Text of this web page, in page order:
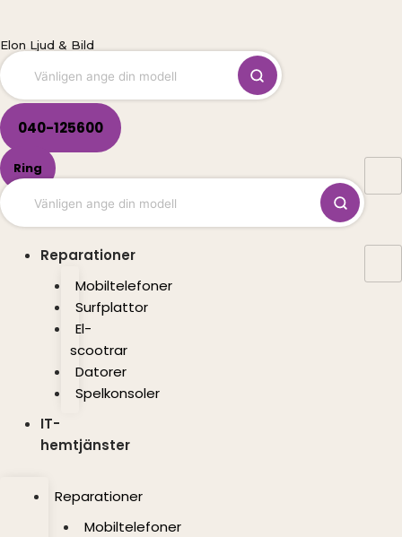
innehåll
Elon Ljud & Bild
040-125600
Ring
Reparationer
Mobiltelefoner
Surfplattor
El-
scootrar
Datorer
Spelkonsoler
IT-
hemtjänster
Reparationer
Mobiltelefoner